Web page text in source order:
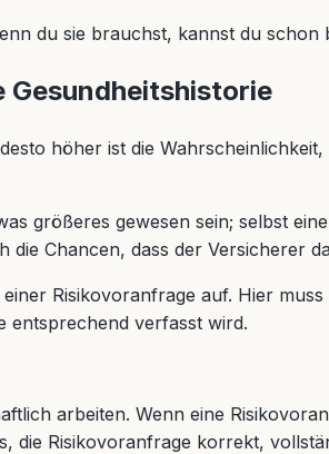
du sie brauchst, kannst du
Gesundheitshistorie
höher ist die
größeres gewesen sein; selbst
die Chancen, dass der Versicherer
Risikovoranfrage auf. Hier
entsprechend verfasst wird.
arbeiten. Wenn eine
die Risikovoranfrage korrekt,